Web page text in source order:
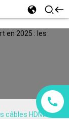
câbles HDMI et